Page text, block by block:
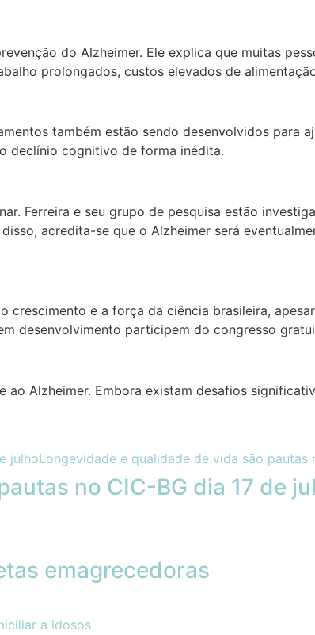
do Alzheimer. Ele explica que muitas
prolongados, custos elevados de
também estão sendo desenvolvidos para
declínio cognitivo de forma inédita.
Ferreira e seu grupo de pesquisa estão
acredita-se que o Alzheimer será
e a força da ciência brasileira,
desenvolvimento participem do congresso
Alzheimer. Embora existam desafios
no CIC-BG dia 17 de
emagrecedoras